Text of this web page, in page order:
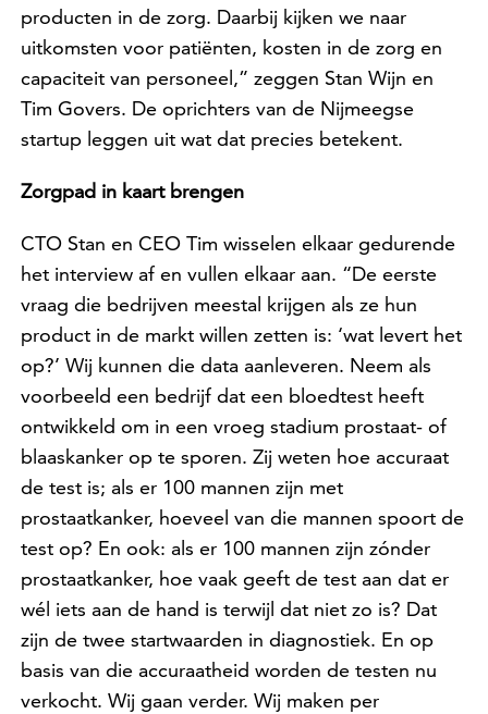
producten in de zorg. Daarbij kijken we naar
uitkomsten voor patiënten, kosten in de zorg en
capaciteit van personeel,” zeggen Stan Wijn en
Tim Govers. De oprichters van de Nijmeegse
startup leggen uit wat dat precies betekent.
Zorgpad in kaart brengen
CTO Stan en CEO Tim wisselen elkaar gedurende
het interview af en vullen elkaar aan. “De eerste
vraag die bedrijven meestal krijgen als ze hun
product in de markt willen zetten is: ‘wat levert het
op?’ Wij kunnen die data aanleveren. Neem als
voorbeeld een bedrijf dat een bloedtest heeft
ontwikkeld om in een vroeg stadium prostaat- of
blaaskanker op te sporen. Zij weten hoe accuraat
de test is; als er 100 mannen zijn met
prostaatkanker, hoeveel van die mannen spoort de
test op? En ook: als er 100 mannen zijn zónder
prostaatkanker, hoe vaak geeft de test aan dat er
wél iets aan de hand is terwijl dat niet zo is? Dat
zijn de twee startwaarden in diagnostiek. En op
basis van die accuraatheid worden de testen nu
verkocht. Wij gaan verder. Wij maken per